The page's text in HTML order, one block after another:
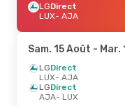
LGDirect
LUX- AJA
Sam. 15 Août - Mar.
LGDirect
LUX- AJA
LGDirect
AJA- LUX